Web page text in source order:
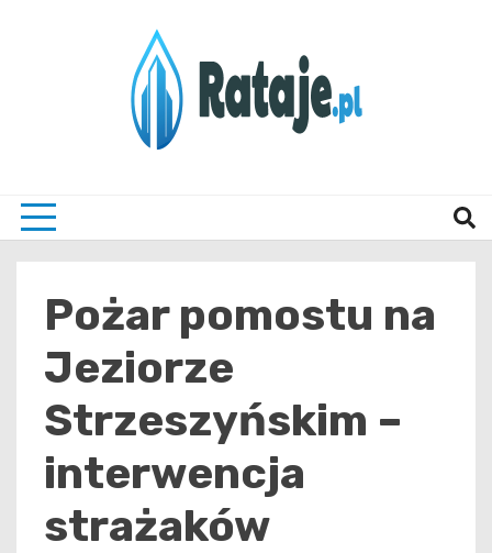
Pożar pomostu na
Jeziorze
Strzeszyńskim –
interwencja
strażaków